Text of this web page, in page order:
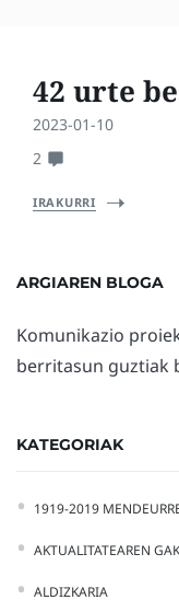
42 urte
2023-01-10
2
IRAKURRI
ARGIAREN BLOGA
Komunikazio
berritasun guztiak
KATEGORIAK
1919-2019
AKTUALITATEAREN
ALDIZKARIA